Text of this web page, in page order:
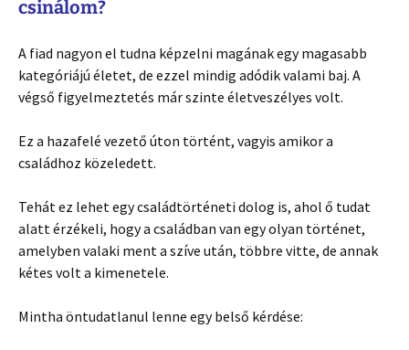
csinálom?
A fiad nagyon el tudna képzelni magának egy magasabb
kategóriájú életet, de ezzel mindig adódik valami baj. A
végső figyelmeztetés már szinte életveszélyes volt.
Ez a hazafelé vezető úton történt, vagyis amikor a
családhoz közeledett.
Tehát ez lehet egy családtörténeti dolog is, ahol ő tudat
alatt érzékeli, hogy a családban van egy olyan történet,
amelyben valaki ment a szíve után, többre vitte, de annak
kétes volt a kimenetele.
Mintha öntudatlanul lenne egy belső kérdése: